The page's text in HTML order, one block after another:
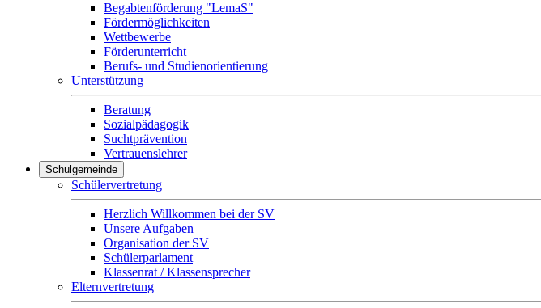
Begabtenförderung "LemaS"
Fördermöglichkeiten
Wettbewerbe
Förderunterricht
Berufs- und Studienorientierung
Unterstützung
Beratung
Sozialpädagogik
Suchtprävention
Vertrauenslehrer
Schulgemeinde
Schülervertretung
Herzlich Willkommen bei der SV
Unsere Aufgaben
Organisation der SV
Schülerparlament
Klassenrat / Klassensprecher
Elternvertretung